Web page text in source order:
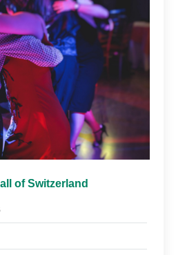
of Switzerland